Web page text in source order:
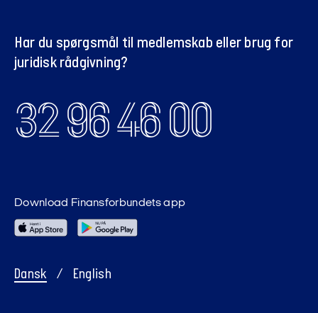
Har du spørgsmål til medlemskab eller brug for
juridisk rådgivning?
32 96 46 00
Dansk / English
Download Finansforbundets app